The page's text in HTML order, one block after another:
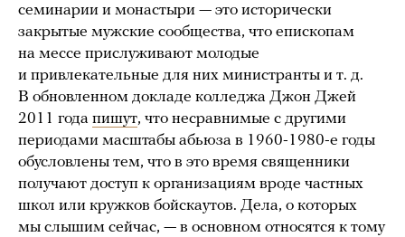
семинарии и монастыри — это исторически
закрытые мужские сообщества, что епископам
на мессе прислуживают молодые
и привлекательные для них министранты и т. д.
В обновленном докладе колледжа Джон Джей
2011 года пишут, что несравнимые с другими
периодами масштабы абьюза в 1960-1980-е годы
обусловлены тем, что в это время священники
получают доступ к организациям вроде частных
школ или кружков бойскаутов. Дела, о которых
мы слышим сейчас, — в основном относятся к тому